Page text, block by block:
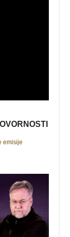
emisije